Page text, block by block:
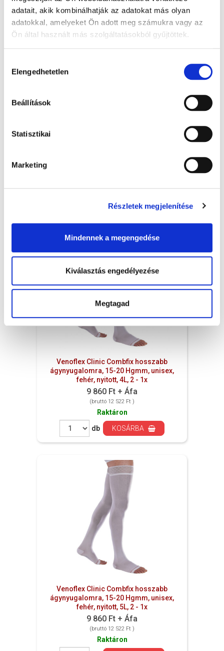
adatait, akik kombinálhatják az adatokat más olyan
adatokkal, amelyeket Ön adott meg számukra vagy az
Ön által használt más szolgáltatásokból gyűjtöttek.
kiválasztása
Elengedhetetlen
Beállítások
Statisztikai
Marketing
Részletek megjelenítése
Mindennek a megengedése
Kiválasztás engedélyezése
Megtagad
KOSÁRBA
Venoflex Clinic Combfix hosszabb
ágynyugalomra, 15-20 Hgmm, unisex,
fehér, nyitott, 4L, 2 - 1x
9 860 Ft + Áfa
(bruttó 12 522 Ft )
Raktáron
db
KOSÁRBA
Venoflex Clinic Combfix hosszabb
ágynyugalomra, 15-20 Hgmm, unisex,
fehér, nyitott, 5L, 2 - 1x
9 860 Ft + Áfa
(bruttó 12 522 Ft )
Raktáron